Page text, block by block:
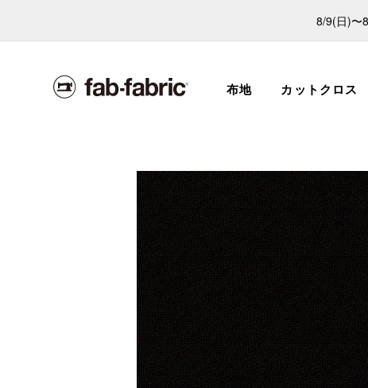
8/9(日)〜
布地 カットクロス